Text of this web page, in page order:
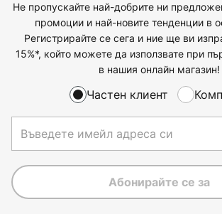
Не пропускайте най-добрите ни
промоции и най-новите тенденции в
Регистрирайте се сега и ние ще ви
15%*, който можете да използвате при
в нашия онлайн магазин!
Частен клиент
Абонирайте се за